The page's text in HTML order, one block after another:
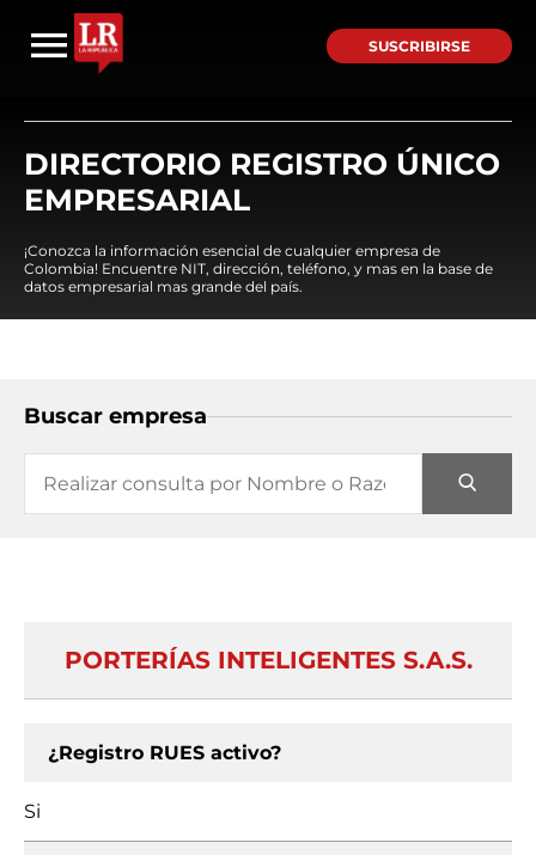
SUSCRIBIRSE
DIRECTORIO REGISTRO ÚNICO
EMPRESARIAL
¡Conozca la información esencial de cualquier empresa de
Colombia! Encuentre NIT, dirección, teléfono, y mas en la base de
datos empresarial mas grande del país.
Buscar empresa
PORTERÍAS INTELIGENTES S.A.S.
¿Registro RUES activo?
Si